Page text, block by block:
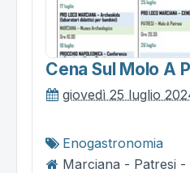
Cena Sul Molo A
giovedì 25 luglio
Enogastronomia
Marciana - Patresi